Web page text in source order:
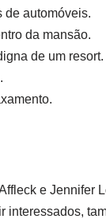
de automóveis.
da mansão.
de um resort.
e Jennifer